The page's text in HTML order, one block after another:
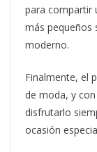
para compartir
más pequeños
moderno.
Finalmente, el
de moda, y
disfrutarlo
ocasión